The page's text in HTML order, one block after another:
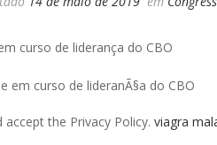
curso de liderança do CBO
accept the Privacy Policy. viagra